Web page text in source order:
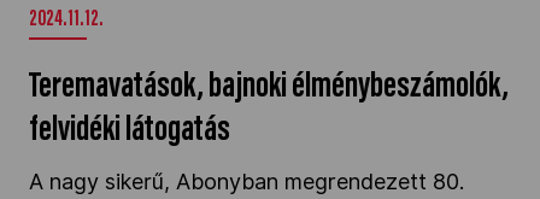
MOB
2024.11.12.
Teremavatások, bajnoki élménybeszámolók,
felvidéki látogatás
A nagy sikerű, Abonyban megrendezett 80.